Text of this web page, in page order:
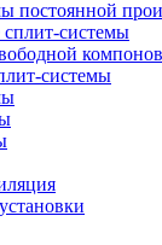
постоянной
системы
системы